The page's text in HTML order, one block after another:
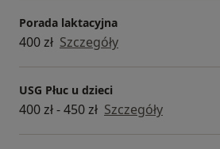
Porada laktacyjna
400 zł Szczegóły
USG Płuc u dzieci
400 zł - 450 zł Szczegóły